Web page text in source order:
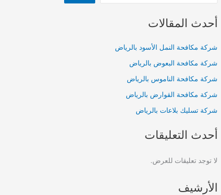
أحدث المقالات
شركة مكافحة النمل الأسود بالرياض
شركة مكافحة البعوض بالرياض
شركة مكافحة الناموس بالرياض
شركة مكافحة القوارض بالرياض
شركة تسليك بلاعات بالرياض
أحدث التعليقات
لا توجد تعليقات للعرض.
الأرشيف